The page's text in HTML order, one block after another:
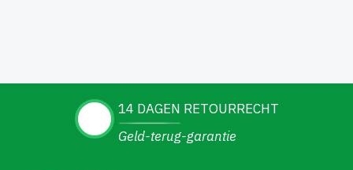
14 DAGEN RETOURRECHT
Geld-terug-garantie